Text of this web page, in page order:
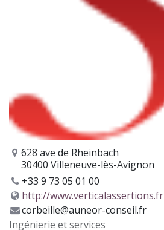
628 ave de Rheinbach
30400 Villeneuve-lès-Avignon
+33 9 73 05 01 00
http://www.verticalassertions.fr
corbeille@auneor-conseil.fr
Ingénierie et services